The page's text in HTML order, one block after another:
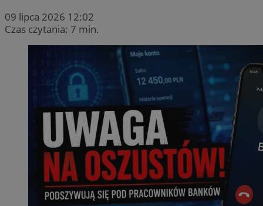
09 lipca 2026 12:02
Czas czytania: 7 min.